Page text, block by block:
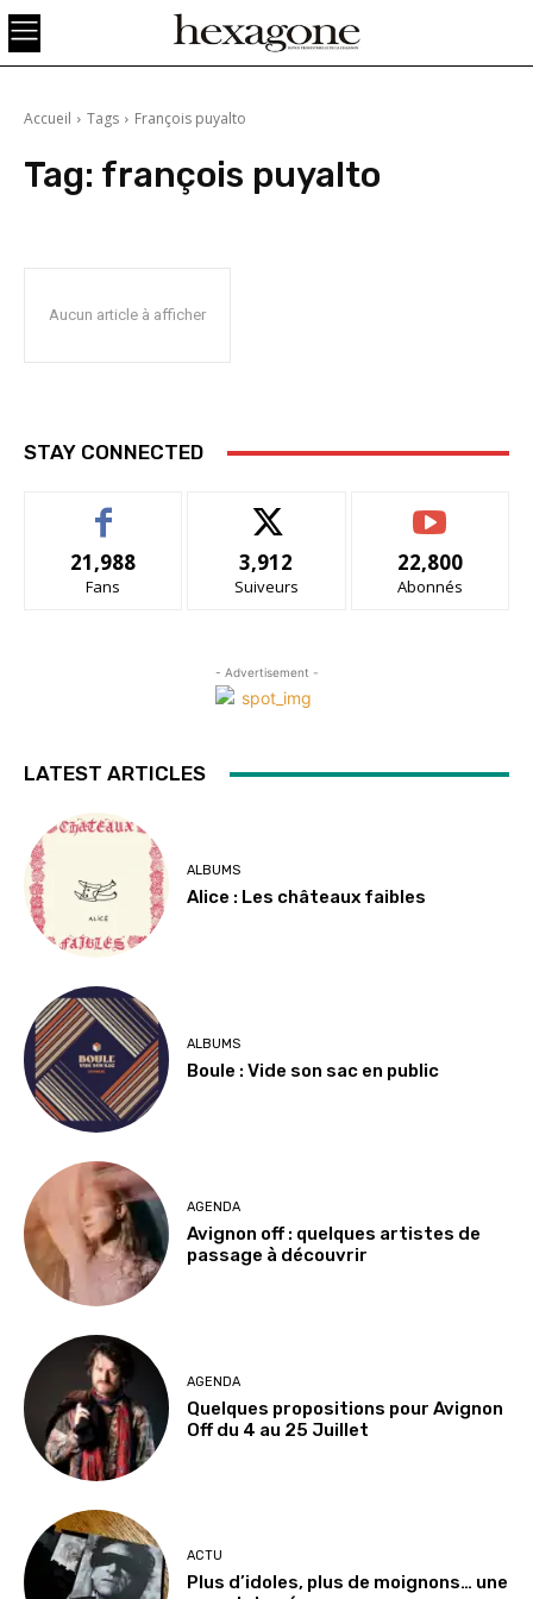
Accueil Tags François puyalto
Tag: françois puyalto
Aucun article à afficher
STAY CONNECTED
21,988
Fans
3,912
Suiveurs
22,800
Abonnés
- Advertisement -
LATEST ARTICLES
ALBUMS
Alice : Les châteaux faibles
ALBUMS
Boule : Vide son sac en public
AGENDA
Avignon off : quelques artistes de
passage à découvrir
AGENDA
Quelques propositions pour Avignon
Off du 4 au 25 Juillet
ACTU
Plus d’idoles, plus de moignons… une